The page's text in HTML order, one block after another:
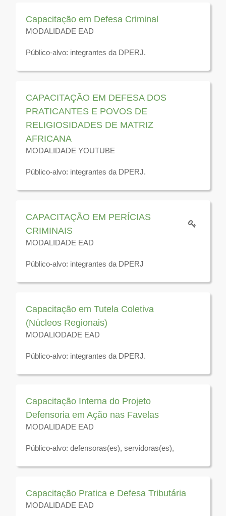
Capacitação em Defesa Criminal
MODALIDADE EAD
Público-alvo: integrantes da DPERJ.
Disponível para visualização até 31 de dezembro de
CAPACITAÇÃO EM DEFESA DOS
PRATICANTES E POVOS DE
RELIGIOSIDADES DE MATRIZ
AFRICANA
MODALIDADE YOUTUBE
Público-alvo: integrantes da DPERJ.
Disponível para visualização até 31 de dezembro de
CAPACITAÇÃO EM PERÍCIAS
CRIMINAIS
MODALIDADE EAD
Público-alvo: integrantes da DPERJ
Disponível para visualização até 31 de dezembro de
Capacitação em Tutela Coletiva
(Núcleos Regionais)
MODALIODADE EAD
Público-alvo: integrantes da DPERJ.
Disponível para visualização até 31 de dezembro de
Capacitação Interna do Projeto
Defensoria em Ação nas Favelas
MODALIDADE EAD
Público-alvo: defensoras(es), servidoras(es),
Pública do Estado do Rio de Janeiro.
Disponível para visualização até 31 de dezembro de
2026
Capacitação Pratica e Defesa Tributária
MODALIDADE EAD